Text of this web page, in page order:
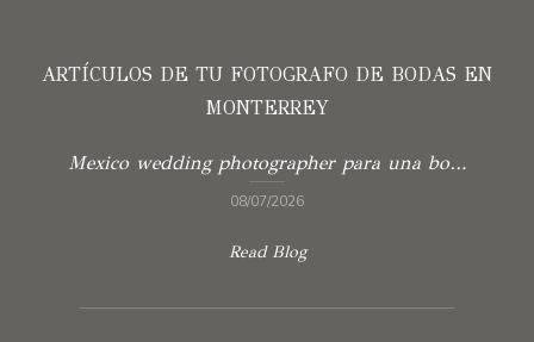
ARTÍCULOS DE TU FOTOGRAFO DE BODAS EN
MONTERREY
Mexico wedding photographer para una boda con verdad
08/07/2026
Read Blog